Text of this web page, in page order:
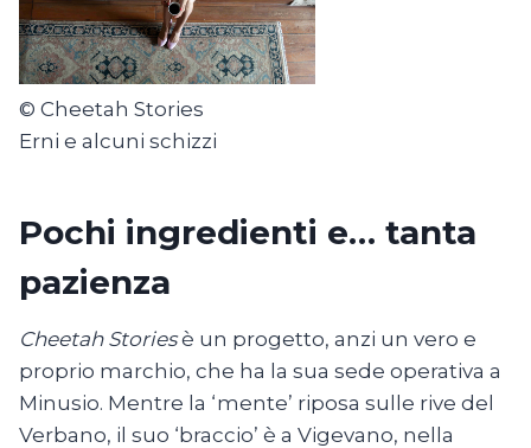
© Cheetah Stories
Erni e alcuni schizzi
Pochi ingredienti e… tanta
pazienza
Cheetah Storiesè un progetto, anzi un vero e
proprio marchio, che ha la sua sede operativa a
Minusio. Mentre la ‘mente’ riposa sulle rive del
Verbano, il suo ‘braccio’ è a Vigevano, nella